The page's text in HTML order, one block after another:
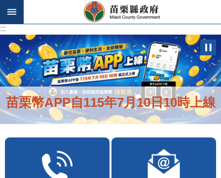
跳到主要內容區塊
:::
苗栗幣APP自115年7月10日10時上線